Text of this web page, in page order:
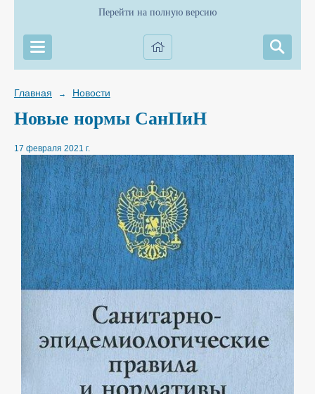
Перейти на полную версию
Главная → Новости
Новые нормы СанПиН
17 февраля 2021 г.